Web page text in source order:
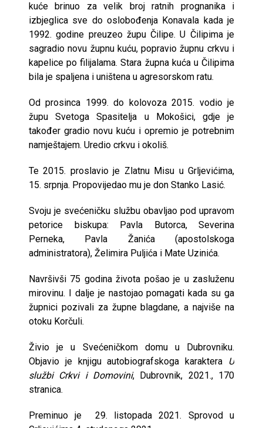
kuće brinuo za velik broj ratnih prognanika i
izbjeglica sve do oslobođenja Konavala kada je
1992. godine preuzeo župu Čilipe. U Čilipima je
sagradio novu župnu kuću, popravio župnu crkvu i
kapelice po filijalama. Stara župna kuća u Čilipima
bila je spaljena i uništena u agresorskom ratu.
Od prosinca 1999. do kolovoza 2015. vodio je
župu Svetoga Spasitelja u Mokošici, gdje je
također gradio novu kuću i opremio je potrebnim
namještajem. Uredio crkvu i okoliš.
Te 2015. proslavio je Zlatnu Misu u Grljevićima,
15. srpnja. Propovijedao mu je don Stanko Lasić.
Svoju je svećeničku službu obavljao pod upravom
petorice biskupa: Pavla Butorca, Severina
Perneka, Pavla Žanića (apostolskoga
administratora), Želimira Puljića i Mate Uzinića.
Navršivši 75 godina života pošao je u zasluženu
mirovinu. I dalje je nastojao pomagati kada su ga
župnici pozivali za župne blagdane, a najviše na
otoku Korčuli.
Živio je u Svećeničkom domu u Dubrovniku.
Objavio je knjigu autobiografskoga karaktera U
službi Crkvi i Domovini, Dubrovnik, 2021., 170
stranica.
Preminuo je 29. listopada 2021. Sprovod u